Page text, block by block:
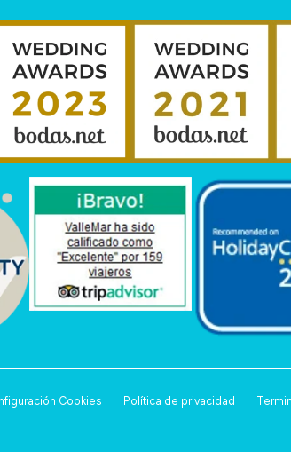
Cookies Política de privacidad